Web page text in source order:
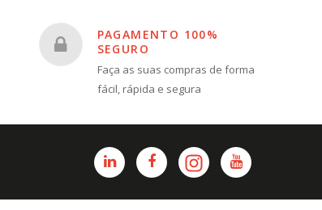
PAGAMENTO 100%
SEGURO
Faça as suas compras de forma
fácil, rápida e segura